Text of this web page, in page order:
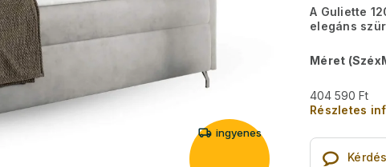
ingyenes
A Guliette
elegáns
Méret
404 590 Ft
Részletes
Kérdés